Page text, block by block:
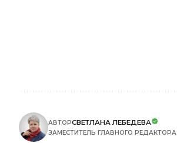
АВТОРСВЕТЛАНА ЛЕБЕДЕВА
ЗАМЕСТИТЕЛЬ ГЛАВНОГО РЕДАКТОРА